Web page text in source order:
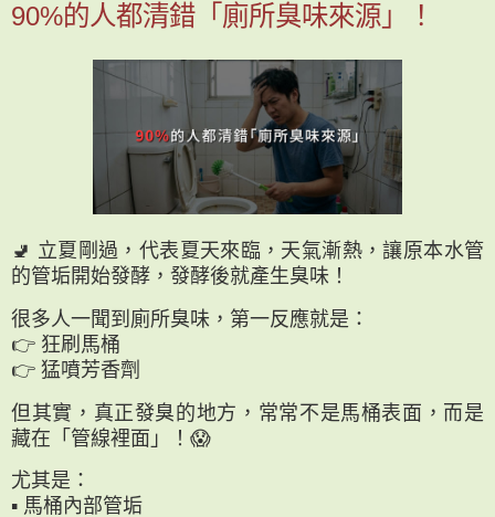
90%的人都清錯「廁所臭味來源」！
🚽 立夏剛過，代表夏天來臨，天氣漸熱，讓原本水管
的管垢開始發酵，發酵後就產生臭味！
很多人一聞到廁所臭味，第一反應就是：
👉 狂刷馬桶
👉 猛噴芳香劑
但其實，真正發臭的地方，常常不是馬桶表面，而是
藏在「管線裡面」！😱
尤其是：
▪ 馬桶內部管垢